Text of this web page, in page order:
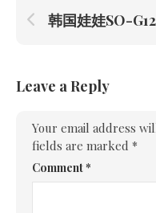
韩国娃娃SO-
Leave a Reply
Your email address
fields are marked *
Comment*